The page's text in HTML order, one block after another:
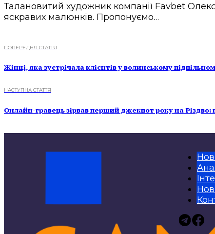
Талановитий художник компанії Favbet
яскравих малюнків. Пропонуємо…
ПОПЕРЕДНЯ СТАТТЯ
Жінці, яка зустрічала клієнтів у волинському
НАСТУПНА СТАТТЯ
Онлайн-гравець зірвав перший джекпот року на Різдво: